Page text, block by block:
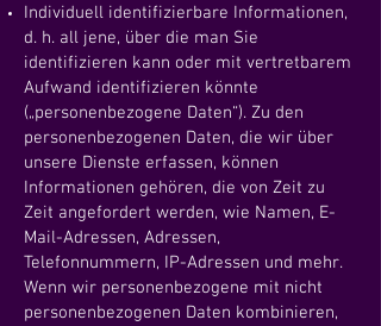
Individuell identifizierbare Informationen,
d. h. all jene, über die man Sie
identifizieren kann oder mit vertretbarem
Aufwand identifizieren könnte
(„personenbezogene Daten“). Zu den
personenbezogenen Daten, die wir über
unsere Dienste erfassen, können
Informationen gehören, die von Zeit zu
Zeit angefordert werden, wie Namen, E-
Mail-Adressen, Adressen,
Telefonnummern, IP-Adressen und mehr.
Wenn wir personenbezogene mit nicht
personenbezogenen Daten kombinieren,